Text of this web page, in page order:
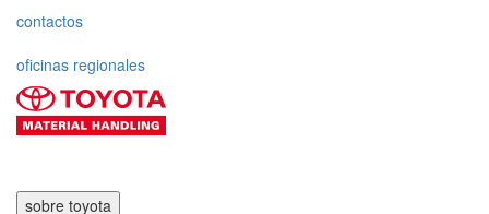
contactos
oficinas regionales
sobre toyota